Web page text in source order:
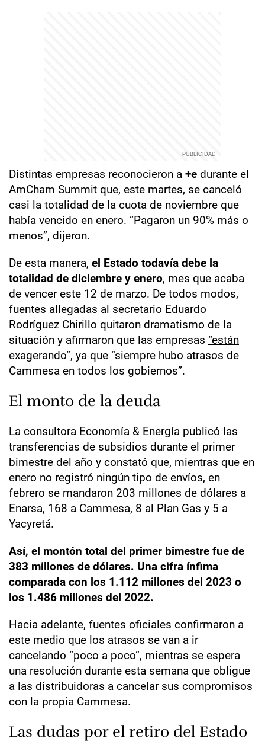
Distintas empresas reconocieron a +e durante el
AmCham Summit que, este martes, se canceló
casi la totalidad de la cuota de noviembre que
había vencido en enero. “Pagaron un 90% más o
menos”, dijeron.
De esta manera, el Estado todavía debe la
totalidad de diciembre y enero, mes que acaba
de vencer este 12 de marzo. De todos modos,
fuentes allegadas al secretario Eduardo
Rodríguez Chirillo quitaron dramatismo de la
situación y afirmaron que las empresas “están
exagerando”, ya que “siempre hubo atrasos de
Cammesa en todos los gobiernos”.
El monto de la deuda
La consultora Economía & Energía publicó las
transferencias de subsidios durante el primer
bimestre del año y constató que, mientras que en
enero no registró ningún tipo de envíos, en
febrero se mandaron 203 millones de dólares a
Enarsa, 168 a Cammesa, 8 al Plan Gas y 5 a
Yacyretá.
Así, el montón total del primer bimestre fue de
383 millones de dólares. Una cifra ínfima
comparada con los 1.112 millones del 2023 o
los 1.486 millones del 2022.
Hacia adelante, fuentes oficiales confirmaron a
este medio que los atrasos se van a ir
cancelando “poco a poco”, mientras se espera
una resolución durante esta semana que obligue
a las distribuidoras a cancelar sus compromisos
con la propia Cammesa.
Las dudas por el retiro del Estado